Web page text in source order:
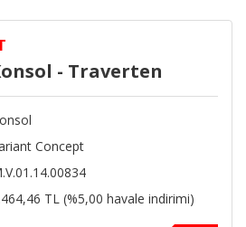
- Traverten
Concept
TL (%5,00 havale indirimi)